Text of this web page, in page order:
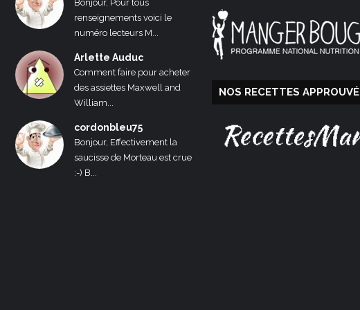
Bonjour, Pour tous
renseignements voici le
numéro lecteurs M...
Arlette Auduc
Comment faire pour acheter
des assiettes Maxwell and
William...
cordonbleu75
Bonjour, Effectivement la
saucisse de Morteau est crue
:-) B...
NOS RECETTES